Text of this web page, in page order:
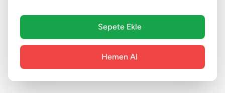
Sepete Ekle
Hemen Al